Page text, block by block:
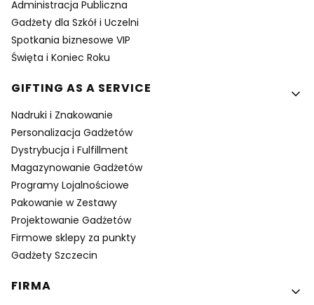
Administracja Publiczna
Gadżety dla Szkół i Uczelni
Spotkania biznesowe VIP
Święta i Koniec Roku
GIFTING AS A SERVICE
Nadruki i Znakowanie
Personalizacja Gadżetów
Dystrybucja i Fulfillment
Magazynowanie Gadżetów
Programy Lojalnościowe
Pakowanie w Zestawy
Projektowanie Gadżetów
Firmowe sklepy za punkty
Gadżety Szczecin
FIRMA